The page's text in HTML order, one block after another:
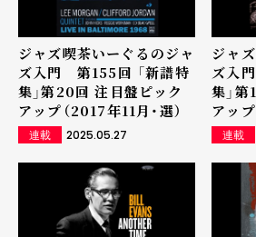
ジャズ喫茶いーぐるのジャ
ズ入門 第155回 「新譜特
集」第20回 注目盤ピック
アップ（2017年11月・選）
連載 2025.05.27
ジャ
ズ入
集」
アップ
連載